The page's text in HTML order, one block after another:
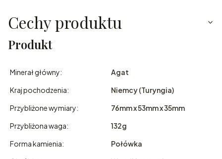
Cechy produktu
Produkt
Minerał główny:
Agat
Kraj pochodzenia:
Niemcy (Turyngia)
Przybliżone wymiary:
76mm x 53mm x 35mm
Przybliżona waga:
132g
Forma kamienia:
Połówka